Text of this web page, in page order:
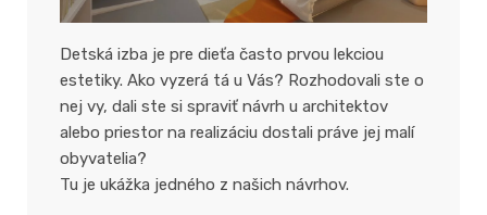
Detská izba je pre dieťa často prvou lekciou
estetiky. Ako vyzerá tá u Vás? Rozhodovali ste o
nej vy, dali ste si spraviť návrh u architektov
alebo priestor na realizáciu dostali práve jej malí
obyvatelia?
Tu je ukážka jedného z našich návrhov.